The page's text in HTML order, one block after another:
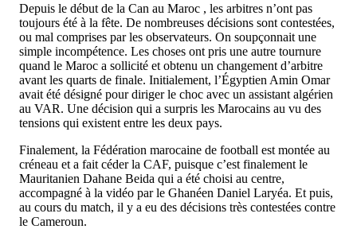
Depuis le début de la Can au Maroc , les arbitres n’ont pas
toujours été à la fête. De nombreuses décisions sont contestées,
ou mal comprises par les observateurs. On soupçonnait une
simple incompétence. Les choses ont pris une autre tournure
quand le Maroc a sollicité et obtenu un changement d’arbitre
avant les quarts de finale. Initialement, l’Égyptien Amin Omar
avait été désigné pour diriger le choc avec un assistant algérien
au VAR. Une décision qui a surpris les Marocains au vu des
tensions qui existent entre les deux pays.
Finalement, la Fédération marocaine de football est montée au
créneau et a fait céder la CAF, puisque c’est finalement le
Mauritanien Dahane Beida qui a été choisi au centre,
accompagné à la vidéo par le Ghanéen Daniel Laryéa. Et puis,
au cours du match, il y a eu des décisions très contestées contre
le Cameroun.